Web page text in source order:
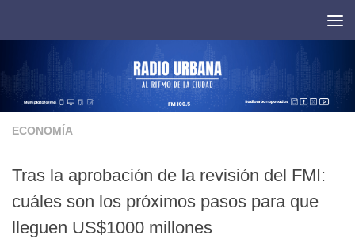
ECONOMÍA
Tras la aprobación de la revisión del FMI:
cuáles son los próximos pasos para que
lleguen US$1000 millones